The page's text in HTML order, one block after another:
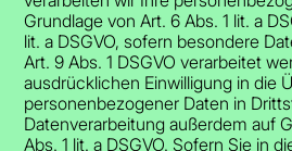
Grundlage von Art. 6 Abs. 1 lit. a
lit. a DSGVO, sofern besondere
Art. 9 Abs. 1 DSGVO verarbeitet
ausdrücklichen Einwilligung in die
personenbezogener Daten in
Datenverarbeitung außerdem auf
Abs. 1 lit. a DSGVO. Sofern Sie in